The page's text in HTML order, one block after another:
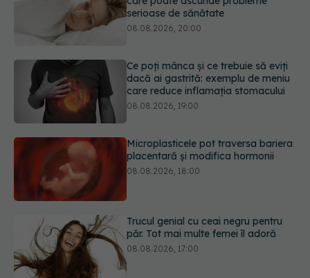
care reduce inflamația stomacului
08.08.2026, 19:00
Microplasticele pot traversa bariera
placentară și modifica hormonii
08.08.2026, 18:00
Trucul genial cu ceai negru pentru
păr. Tot mai multe femei îl adoră
08.08.2026, 17:00
Medicamentul folosit de peste 60 de
ani care acționează într-un loc
neașteptat